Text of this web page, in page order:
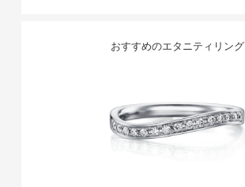
おすすめのエタニティリング